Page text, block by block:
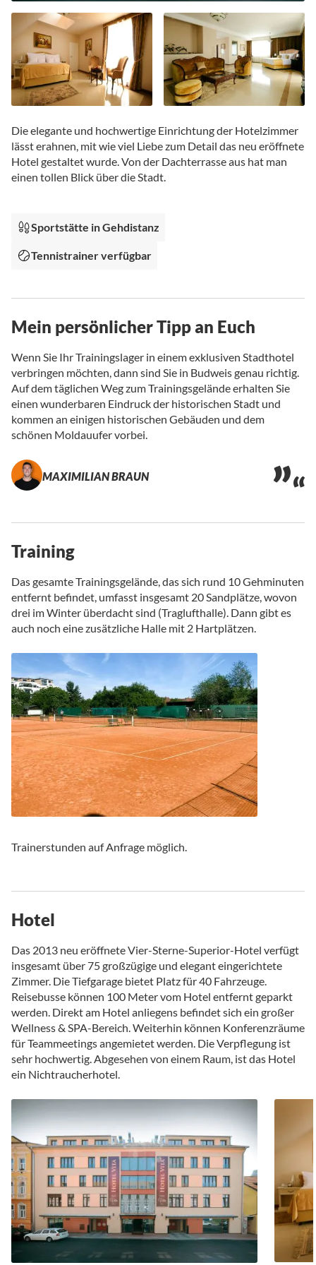
Anfang
der
Bildgalerie
springen
Die elegante und hochwertige Einrichtung der Hotelzimmer
lässt erahnen, mit wie viel Liebe zum Detail das neu eröffnete
Hotel gestaltet wurde. Von der Dachterrasse aus hat man
einen tollen Blick über die Stadt.
Sportstätte in Gehdistanz
Tennistrainer verfügbar
Mein persönlicher Tipp an Euch
Wenn Sie Ihr Trainingslager in einem exklusiven Stadthotel
verbringen möchten, dann sind Sie in Budweis genau richtig.
Auf dem täglichen Weg zum Trainingsgelände erhalten Sie
einen wunderbaren Eindruck der historischen Stadt und
kommen an einigen historischen Gebäuden und dem
schönen Moldauufer vorbei.
MAXIMILIAN BRAUN
Training
Das gesamte Trainingsgelände, das sich rund 10 Gehminuten
entfernt befindet, umfasst insgesamt 20 Sandplätze, wovon
drei im Winter überdacht sind (Traglufthalle). Dann gibt es
auch noch eine zusätzliche Halle mit 2 Hartplätzen.
Trainerstunden auf Anfrage möglich.
Hotel
Das 2013 neu eröffnete Vier-Sterne-Superior-Hotel verfügt
insgesamt über 75 großzügige und elegant eingerichtete
Zimmer. Die Tiefgarage bietet Platz für 40 Fahrzeuge.
Reisebusse können 100 Meter vom Hotel entfernt geparkt
werden. Direkt am Hotel anliegens befindet sich ein großer
Wellness & SPA-Bereich. Weiterhin können Konferenzräume
für Teammeetings angemietet werden. Die Verpflegung ist
sehr hochwertig. Abgesehen von einem Raum, ist das Hotel
ein Nichtraucherhotel.